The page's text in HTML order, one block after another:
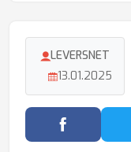
LEVERSNET
13.01.2025